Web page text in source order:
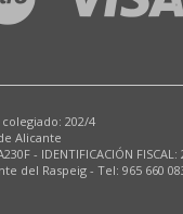
202/4
Alicante
- IDENTIFICACIÓN FISCAL:
del Raspeig - Tel: 965 660